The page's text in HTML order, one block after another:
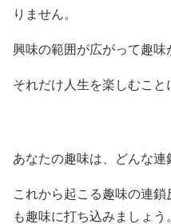
りません。
興味の範囲が広がって趣味
それだけ人生を楽しむこと
あなたの趣味は、どんな連
これから起こる趣味の連
も趣味に打ち込みましょう